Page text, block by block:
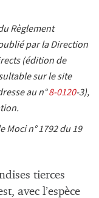
Règlement
par la Direction
(édition de
sur le site
au n°8-0120-3),
Moci n° 1792 du 19
tierces
avec l’espèce